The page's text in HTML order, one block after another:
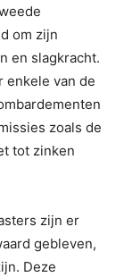
om zijn
en slagkracht.
enkele van de
zoals de
tot zinken
zijn er
gebleven,
Deze